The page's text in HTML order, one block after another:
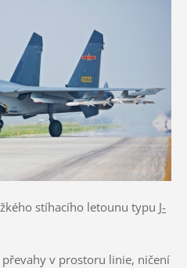
stíhacího letounu typu J-
v prostoru linie, ničení